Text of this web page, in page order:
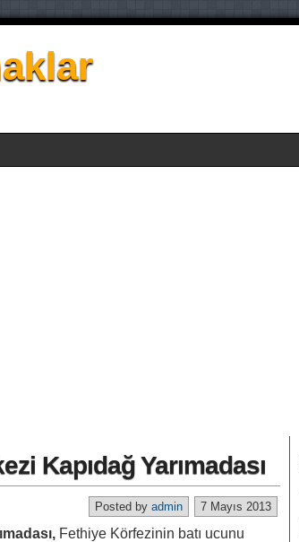
Kapıdağ Yarımadası
7 Mayıs 2013
Posted by admin
Fethiye Körfezinin batı ucunu